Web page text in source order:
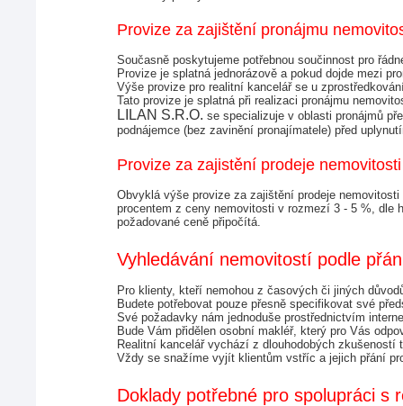
Provize za zajištění pronájmu
Současně poskytujeme potřebnou součinnost pro
Provize je splatná jednorázově a pokud dojde mezi
Výše provize pro realitní kancelář se u
Tato provize je splatná při realizaci pronájmu
LILAN S.R.O. se specializuje v oblasti pronájmů
podnájemce (bez zavinění pronajímatele) před
Provize za zajistění prodeje nemovitosti
Obvyklá výše provize za zajištění prodeje
procentem z ceny nemovitosti v rozmezí 3 - 5 %, dle
požadované ceně připočítá.
Vyhledávání nemovitostí podle
Pro klienty, kteří nemohou z časových či jiných
Budete potřebovat pouze přesně specifikovat své
Své požadavky nám jednoduše prostřednictvím
Bude Vám přidělen osobní makléř, který pro Vás
Realitní kancelář vychází z dlouhodobých
Vždy se snažíme vyjít klientům vstříc a jejich přání
Doklady potřebné pro spolupráci s